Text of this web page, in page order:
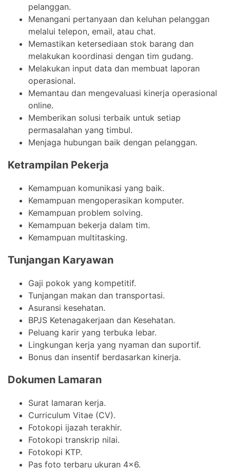
pelanggan.
Menangani pertanyaan dan keluhan pelanggan
melalui telepon, email, atau chat.
Memastikan ketersediaan stok barang dan
melakukan koordinasi dengan tim gudang.
Melakukan input data dan membuat laporan
operasional.
Memantau dan mengevaluasi kinerja operasional
online.
Memberikan solusi terbaik untuk setiap
permasalahan yang timbul.
Menjaga hubungan baik dengan pelanggan.
Ketrampilan Pekerja
Kemampuan komunikasi yang baik.
Kemampuan mengoperasikan komputer.
Kemampuan problem solving.
Kemampuan bekerja dalam tim.
Kemampuan multitasking.
Tunjangan Karyawan
Gaji pokok yang kompetitif.
Tunjangan makan dan transportasi.
Asuransi kesehatan.
BPJS Ketenagakerjaan dan Kesehatan.
Peluang karir yang terbuka lebar.
Lingkungan kerja yang nyaman dan suportif.
Bonus dan insentif berdasarkan kinerja.
Dokumen Lamaran
Surat lamaran kerja.
Curriculum Vitae (CV).
Fotokopi ijazah terakhir.
Fotokopi transkrip nilai.
Fotokopi KTP.
Pas foto terbaru ukuran 4×6.